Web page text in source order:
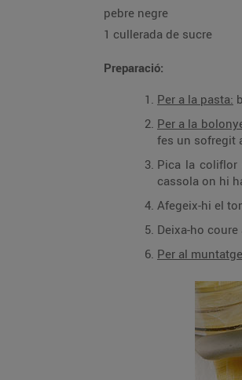
pebre negre
1 cullerada de sucre
Preparació:
Per a la pasta:
Per a la
fes un sofregit
Pica la coliflor en un robot de
cassola on hi
Deixa-ho
Per al